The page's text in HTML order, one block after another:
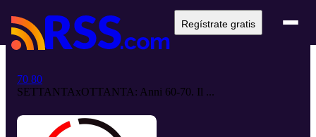
Regístrate gratis
70 80
SETTANTAxOTTANTA: Anni 60-70. Il ...